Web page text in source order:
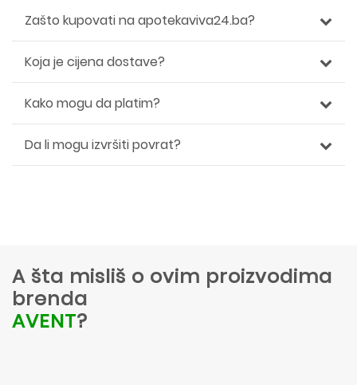
Zašto kupovati na apotekaviva24.ba?
Koja je cijena dostave?
Kako mogu da platim?
Da li mogu izvršiti povrat?
A šta misliš o ovim proizvodima
brenda
AVENT?